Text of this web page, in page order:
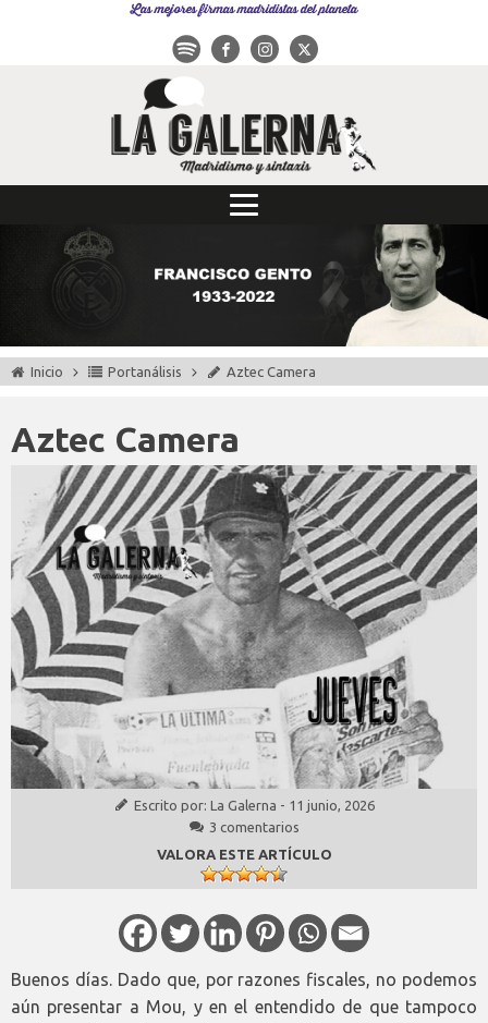
Las mejores firmas madridistas del planeta
Inicio Portanálisis Aztec Camera
Aztec Camera
Escrito por: La Galerna - 11 junio, 2026
3 comentarios
VALORA ESTE ARTÍCULO
Buenos días. Dado que, por razones fiscales, no podemos
aún presentar a Mou, y en el entendido de que tampoco